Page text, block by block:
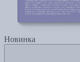
Новинка